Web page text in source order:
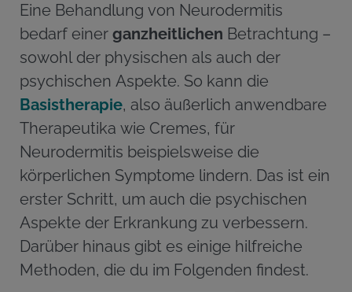
Eine Behandlung von Neurodermitis
bedarf einer ganzheitlichen Betrachtung –
sowohl der physischen als auch der
psychischen Aspekte. So kann die
Basistherapie, also äußerlich anwendbare
Therapeutika wie Cremes, für
Neurodermitis beispielsweise die
körperlichen Symptome lindern. Das ist ein
erster Schritt, um auch die psychischen
Aspekte der Erkrankung zu verbessern.
Darüber hinaus gibt es einige hilfreiche
Methoden, die du im Folgenden findest.